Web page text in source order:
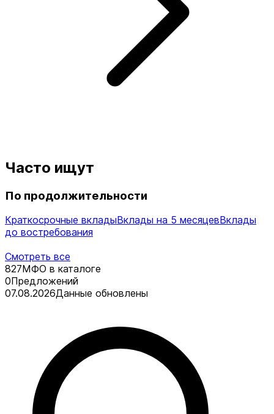
Часто ищут
По продолжительности
Краткосрочные вкладыВклады на 5 месяцевВклады
до востребования
Смотреть все
827МФО в каталоге
0Предложений
07.08.2026Данные обновлены